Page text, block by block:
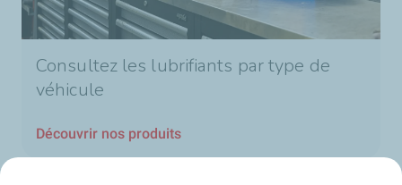
Consultez les lubrifiants par type de
véhicule
Découvrir nos produits